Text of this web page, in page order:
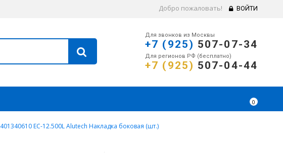
Добро пожаловать! ВОЙТИ
Для звонков из Москвы
+7 (925) 507-07-34
Для регионов РФ (бесплатно)
+7 (925) 507-04-44
0
401340610 EC-12.500L Alutech Накладка боковая (шт.)